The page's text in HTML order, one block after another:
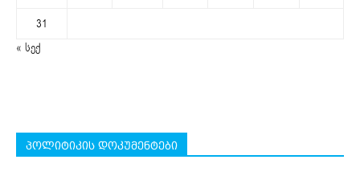
31
« სექ
პოლიტიკის დოკუმენტები